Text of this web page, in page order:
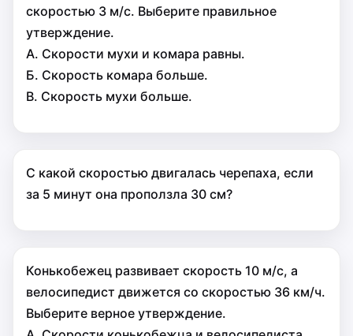
скоростью 3 м/с. Выберите правильное
утверждение.
А. Скорости мухи и комара равны.
Б. Скорость комара больше.
В. Скорость мухи больше.
С какой скоростью двигалась черепаха, если
за 5 минут она проползла 30 см?
Конькобежец развивает скорость 10 м/с, а
велосипедист движется со скоростью 36 км/ч.
Выберите верное утверждение.